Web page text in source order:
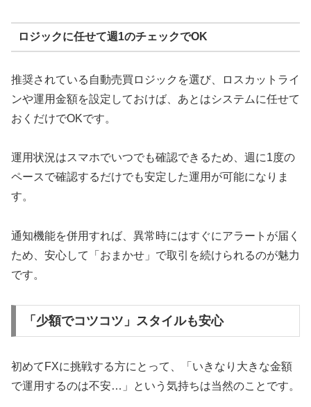
ロジックに任せて週1のチェックでOK
推奨されている自動売買ロジックを選び、ロスカットライ
ンや運用金額を設定しておけば、あとはシステムに任せて
おくだけでOKです。
運用状況はスマホでいつでも確認できるため、週に1度の
ペースで確認するだけでも安定した運用が可能になりま
す。
通知機能を併用すれば、異常時にはすぐにアラートが届く
ため、安心して「おまかせ」で取引を続けられるのが魅力
です。
「少額でコツコツ」スタイルも安心
初めてFXに挑戦する方にとって、「いきなり大きな金額
で運用するのは不安…」という気持ちは当然のことです。